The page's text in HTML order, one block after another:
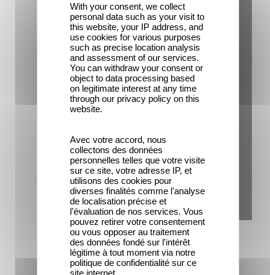
With your consent, we collect
personal data such as your visit to
this website, your IP address, and
use cookies for various purposes
such as precise location analysis
and assessment of our services.
You can withdraw your consent or
object to data processing based
on legitimate interest at any time
through our privacy policy on this
website.
Avec votre accord, nous
collectons des données
personnelles telles que votre visite
sur ce site, votre adresse IP, et
utilisons des cookies pour
diverses finalités comme l'analyse
de localisation précise et
l'évaluation de nos services. Vous
pouvez retirer votre consentement
ou vous opposer au traitement
des données fondé sur l'intérêt
légitime à tout moment via notre
politique de confidentialité sur ce
site internet.